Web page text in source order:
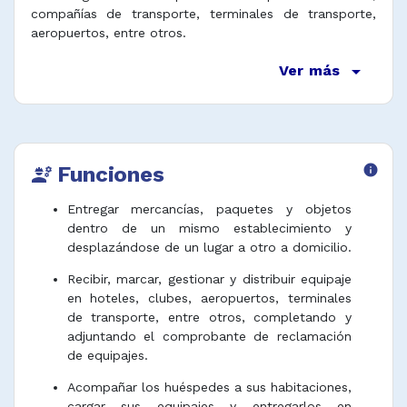
compañías de transporte, terminales de transporte,
aeropuertos, entre otros.
Ver más arrow_drop_down
engineering Funciones info
Entregar mercancías, paquetes y objetos
dentro de un mismo establecimiento y
desplazándose de un lugar a otro a domicilio.
Recibir, marcar, gestionar y distribuir equipaje
en hoteles, clubes, aeropuertos, terminales
de transporte, entre otros, completando y
adjuntando el comprobante de reclamación
de equipajes.
Acompañar los huéspedes a sus habitaciones,